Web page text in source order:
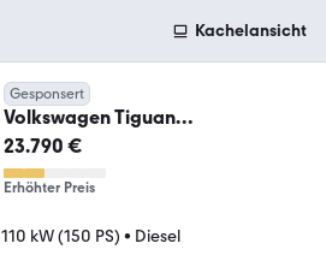
Kachelansicht
Gesponsert
Volkswagen Tiguan
Comfortline*4Motion*Offroad*L
ED*1.HND
23.790 €
Erhöhter Preis
110 kW (150 PS) • Diesel